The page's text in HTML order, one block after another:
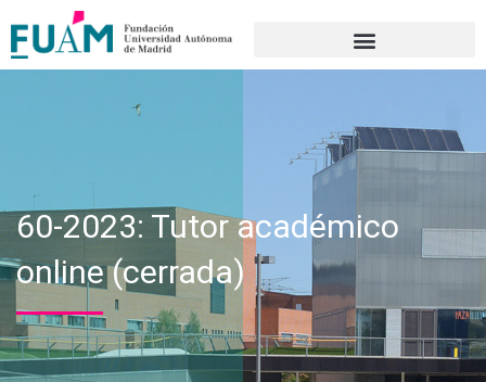
60-2023: Tutor académico
online (cerrada)